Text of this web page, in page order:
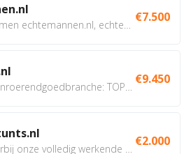
€7.500
€9.450
€2.000